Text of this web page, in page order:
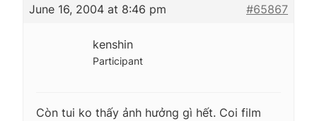
June 16, 2004 at 8:46 pm #65867
kenshin
Participant
Còn tui ko thấy ảnh hưởng gì hết. Coi film